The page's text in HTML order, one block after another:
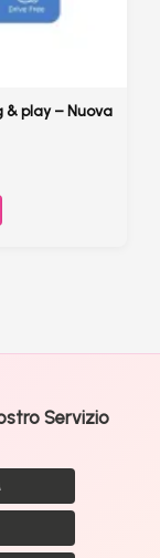
& play – Nuova
Servizio